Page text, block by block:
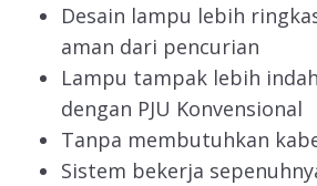
Desain lampu lebih
aman dari pencurian
Lampu tampak lebih
dengan PJU Konvensional
Tanpa membutuhkan
Sistem bekerja